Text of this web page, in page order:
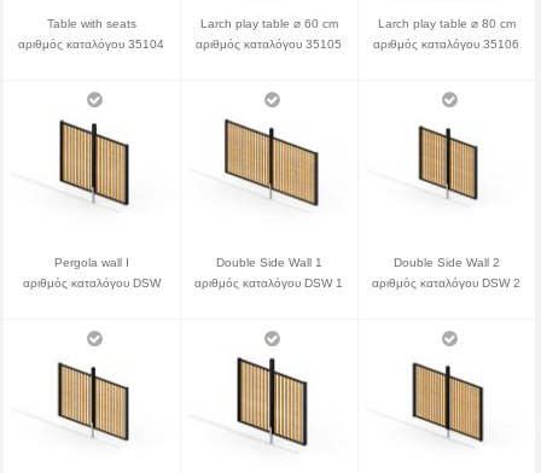
Table with seats
αριθμός καταλόγου 35104
Larch play table ⌀ 60 cm
αριθμός καταλόγου 35105
Larch play table ⌀ 80 cm
αριθμός καταλόγου 35106
Pergola wall I
αριθμός καταλόγου DSW
Double Side Wall 1
αριθμός καταλόγου DSW 1
Double Side Wall 2
αριθμός καταλόγου DSW 2